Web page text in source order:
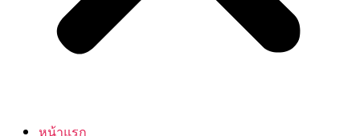
หน้าแรก